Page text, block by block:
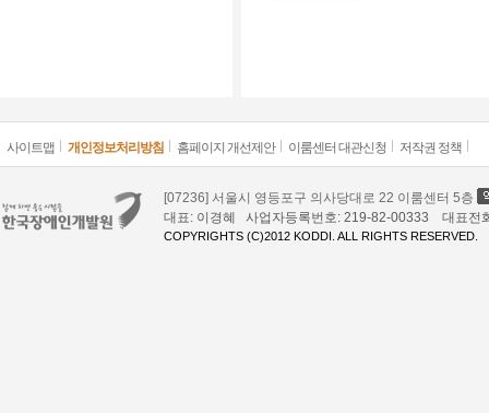
사이트맵 개인정보처리방침 홈페이지 개선제안 이룸센터 대관신청 저작권 정책
[07236] 서울시 영등포구 의사당대로 22 이룸센터 5층
대표: 이경혜 사업자등록번호: 219-82-00333 대표
COPYRIGHTS (C)2012 KODDI. ALL RIGHTS RESERVED.